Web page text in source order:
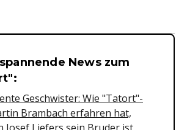
Hinweise &News zum
Geschwister: Wie "Tatort"-
Brambach erfahren hat,